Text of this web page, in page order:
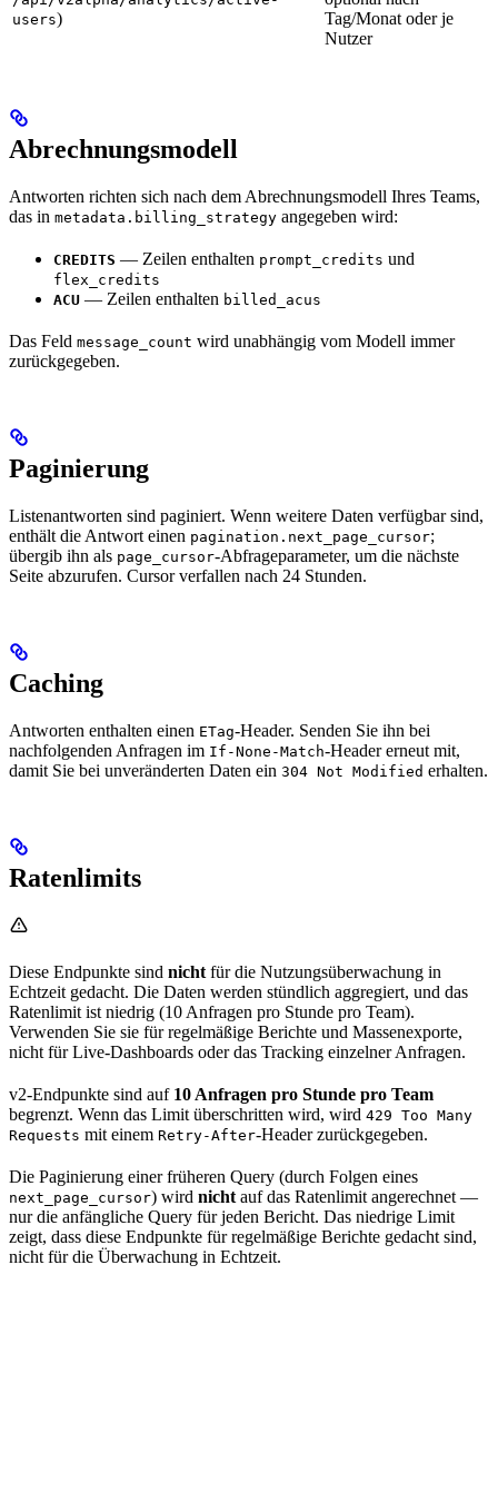
users)
Tag/Monat oder je
Nutzer
Abrechnungsmodell
Antworten richten sich nach dem Abrechnungsmodell Ihres Teams,
das in metadata.billing_strategy angegeben wird:
CREDITS — Zeilen enthalten prompt_credits und
flex_credits
ACU — Zeilen enthalten billed_acus
Das Feld message_count wird unabhängig vom Modell immer
zurückgegeben.
Paginierung
Listenantworten sind paginiert. Wenn weitere Daten verfügbar sind,
enthält die Antwort einen pagination.next_page_cursor;
übergib ihn als page_cursor-Abfrageparameter, um die nächste
Seite abzurufen. Cursor verfallen nach 24 Stunden.
Caching
Antworten enthalten einen ETag-Header. Senden Sie ihn bei
nachfolgenden Anfragen im If-None-Match-Header erneut mit,
damit Sie bei unveränderten Daten ein 304 Not Modified erhalten.
Ratenlimits
Diese Endpunkte sind nicht für die Nutzungsüberwachung in
Echtzeit gedacht. Die Daten werden stündlich aggregiert, und das
Ratenlimit ist niedrig (10 Anfragen pro Stunde pro Team).
Verwenden Sie sie für regelmäßige Berichte und Massenexporte,
nicht für Live-Dashboards oder das Tracking einzelner Anfragen.
v2-Endpunkte sind auf 10 Anfragen pro Stunde pro Team
begrenzt. Wenn das Limit überschritten wird, wird 429 Too Many
Requests mit einem Retry-After-Header zurückgegeben.
Die Paginierung einer früheren Query (durch Folgen eines
next_page_cursor) wird nicht auf das Ratenlimit angerechnet —
nur die anfängliche Query für jeden Bericht. Das niedrige Limit
zeigt, dass diese Endpunkte für regelmäßige Berichte gedacht sind,
nicht für die Überwachung in Echtzeit.